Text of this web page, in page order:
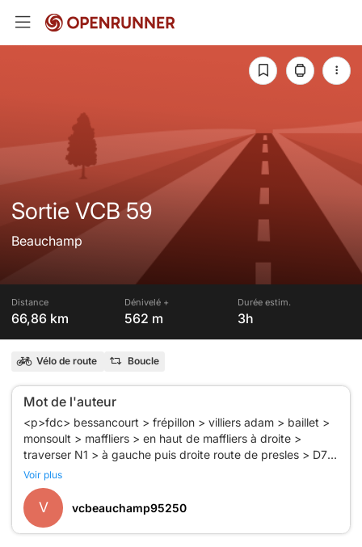
Sortie VCB 59
Beauchamp
Distance
66,86 km
Dénivelé +
562 m
Durée estim.
3h
Vélo de route Boucle
Mot de l'auteur
<p>fdc> bessancourt > frépillon > villiers adam > baillet >
monsoult > maffliers > en haut de maffliers à droite >
traverser N1 > à gauche puis droite route de presles > D78
> beaumont > persan > chambly > ronquerolles >
hédouville > frouville > nesles > valmondois > mériel >
Voir plus
V vcbeauchamp95250